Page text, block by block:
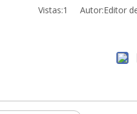
Vistas:1 Autor:Editor